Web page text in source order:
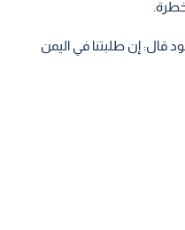
قال: إن طلبتنا في اليمن